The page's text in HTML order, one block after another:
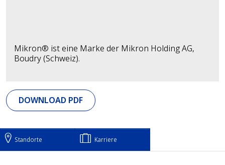
Mikron® ist eine Marke der Mikron Holding AG,
Boudry (Schweiz).
DOWNLOAD PDF
Standorte Karriere